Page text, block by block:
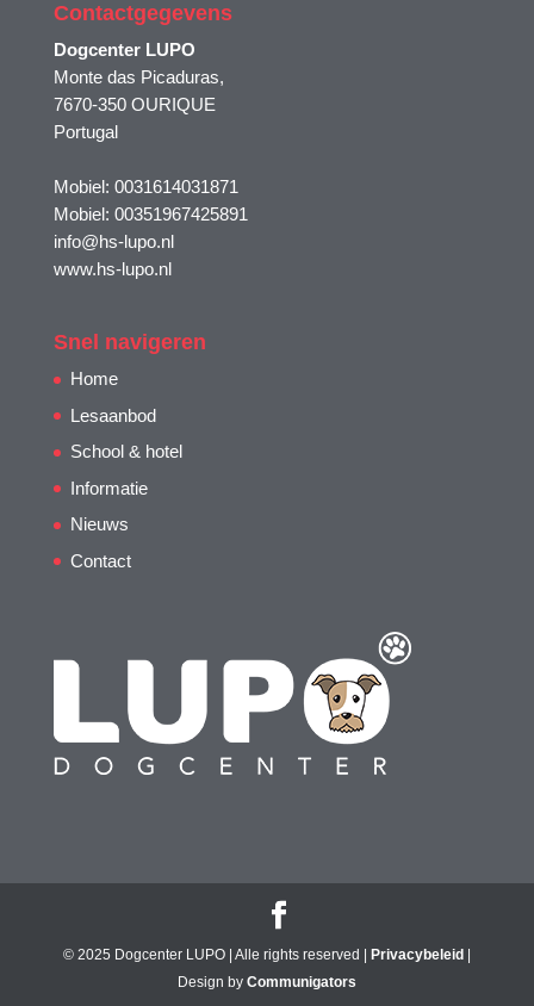
Contactgegevens
Dogcenter LUPO
Monte das Picaduras,
7670-350 OURIQUE
Portugal
Mobiel: 0031614031871
Mobiel: 00351967425891
info@hs-lupo.nl
www.hs-lupo.nl
Snel navigeren
Home
Lesaanbod
School & hotel
Informatie
Nieuws
Contact
© 2025 Dogcenter LUPO | Alle rights reserved | Privacybeleid|
Design by Communigators